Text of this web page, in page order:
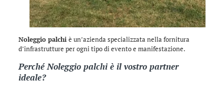
Noleggio palchi è un’azienda specializzata nella fornitura
d’infrastrutture per ogni tipo di evento e manifestazione.
PerchéNoleggio palchiè il vostro partner
ideale?